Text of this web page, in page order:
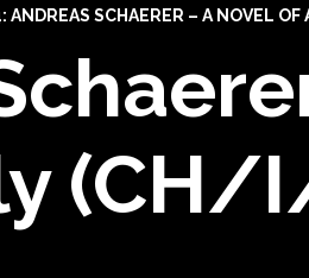
ANDREAS SCHAERER – A NOVEL
(CH/